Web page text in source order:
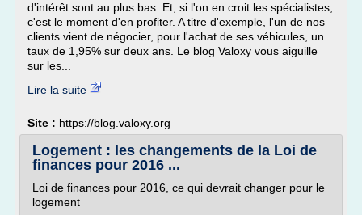
d'intérêt sont au plus bas. Et, si l'on en croit les spécialistes,
c'est le moment d'en profiter. A titre d'exemple, l'un de nos
clients vient de négocier, pour l'achat de ses véhicules, un
taux de 1,95% sur deux ans. Le blog Valoxy vous aiguille
sur les...
Lire la suite
Site : https://blog.valoxy.org
Logement : les changements de la Loi de
finances pour 2016 ...
Loi de finances pour 2016, ce qui devrait changer pour le
logement